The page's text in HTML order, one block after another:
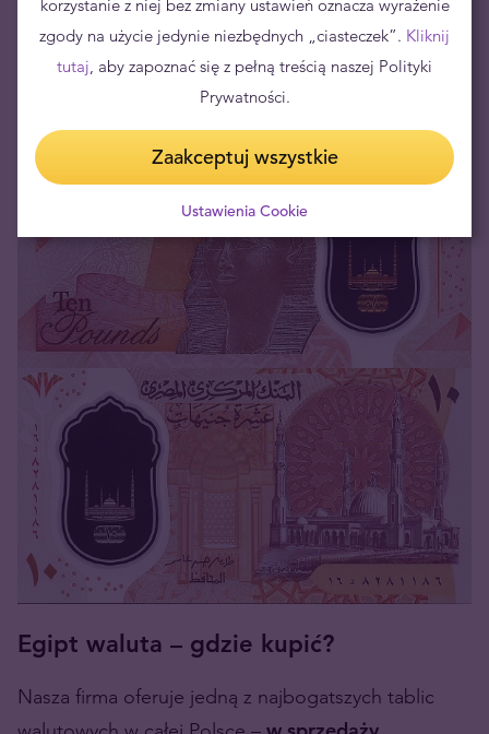
mleko (1 l) 26,00 EGP
posiłek w taniej restauracji 50,00 EGP
Egipt waluta – gdzie kupić?
Nasza firma oferuje jedną z najbogatszych tablic
korzystanie z niej bez zmiany ustawień oznacza wyrażenie
zgody na użycie jedynie niezbędnych „ciasteczek”. Kliknij
tutaj, aby zapoznać się z pełną treścią naszej Polityki
Prywatności.
Zaakceptuj wszystkie
Ustawienia Cookie